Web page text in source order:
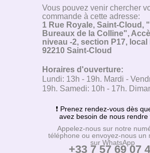
Horaires d'ouverture:
Lundi: 13h - 19h. Mardi -
19h. Samedi: 10h - 17h.
Appelez-nous sur notre
téléphone ou envoyez-nous un
sur WhatsApp
Vous pouvez venir chercher
commande à cette adresse:
1 Rue Royale, Saint-Cloud,
Bureaux de la Colline",
niveau -2, section P17, local
92210 Saint-Cloud
+33 7 57 69 07
❗ Prenez rendez-vous dès
avez besoin de nous rendre